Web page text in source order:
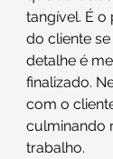
tangível. É
do cliente
detalhe é
finalizado.
com o
culminando
trabalho.